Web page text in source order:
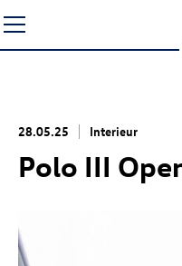
Seiteninhalt
springen
28.05.25 Interieur
Polo III